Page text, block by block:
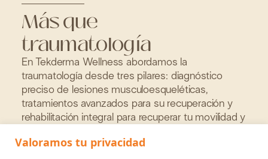
Valoramos tu privacidad
Más que
traumatología
En Tekderma Wellness abordamos la
traumatología desde tres pilares: diagnóstico
preciso de lesiones musculoesqueléticas,
tratamientos avanzados para su recuperación y
rehabilitación integral para recuperar tu movilidad y